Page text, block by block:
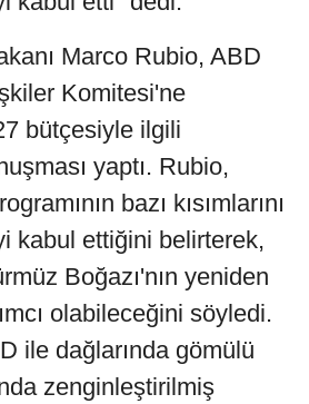
Marco Rubio, ABD
Komitesi'ne
bütçesiyle ilgili
yaptı. Rubio,
bazı kısımlarını
kabul ettiğini belirterek,
Boğazı'nın yeniden
olabileceğini söyledi.
ile dağlarında gömülü
zenginleştirilmiş